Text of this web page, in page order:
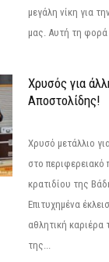
μεγάλη νίκη για
μας. Αυτή τη φορά
Χρυσός για
Αποστολίδης!
Χρυσό μετάλλιο
στο
κρατιδίου της
Επιτυχημένα
αθλητική καριέρα
της...